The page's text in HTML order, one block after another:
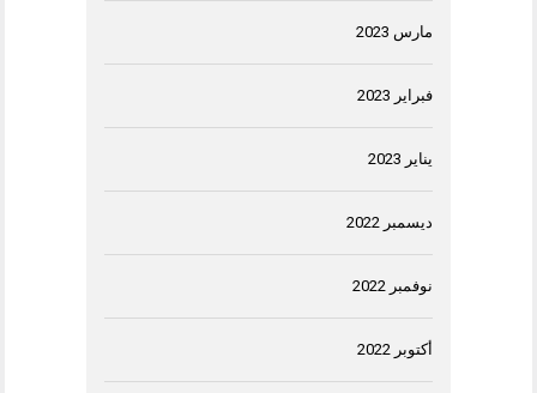
مارس 2023
فبراير 2023
يناير 2023
ديسمبر 2022
نوفمبر 2022
أكتوبر 2022